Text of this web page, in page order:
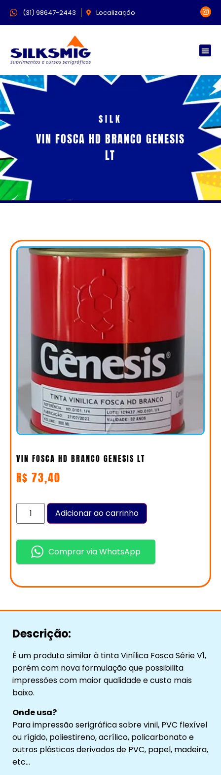
(31) 98647-2443 Localização
SILK
VIN FOSCA HD BRANCO GENESIS
LT
VIN FOSCA HD BRANCO GENESIS LT
R$ 73,40
Adicionar ao carrinho
Comprar via WhatsApp
Descrição:
É um produto similar à tinta Vinílica Fosca Série V1,
porém com nova formulação que possibilita
impressões com maior qualidade e custo mais
baixo.
Onde usa?
Para impressão serigráfica sobre vinil, PVC flexível
ou rígido, poliestireno, acrílico, policarbonato e
outros plásticos derivados de PVC, papel, madeira,
etc…